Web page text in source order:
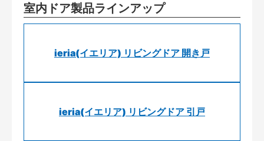
室内ドア製品ラインアップ
ieria(イエリア) リビングドア 開き戸
ieria(イエリア) リビングドア 引戸